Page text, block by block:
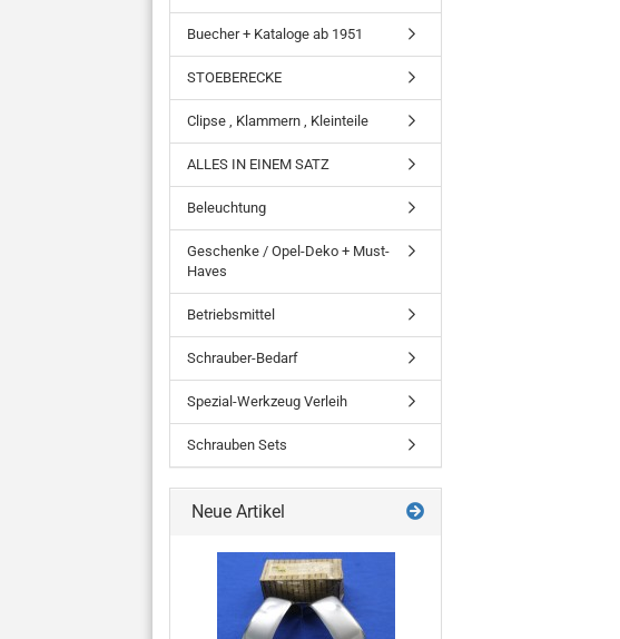
Buecher + Kataloge ab 1951
STOEBERECKE
Clipse , Klammern , Kleinteile
ALLES IN EINEM SATZ
Beleuchtung
Geschenke / Opel-Deko + Must-
Haves
Betriebsmittel
Schrauber-Bedarf
Spezial-Werkzeug Verleih
Schrauben Sets
Neue Artikel